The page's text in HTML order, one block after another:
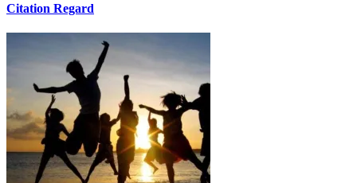
Citation Regard